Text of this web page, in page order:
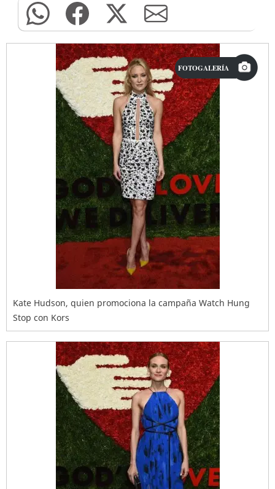
FOTOGALERÍA
Kate Hudson, quien promociona la campaña Watch Hung
Stop con Kors